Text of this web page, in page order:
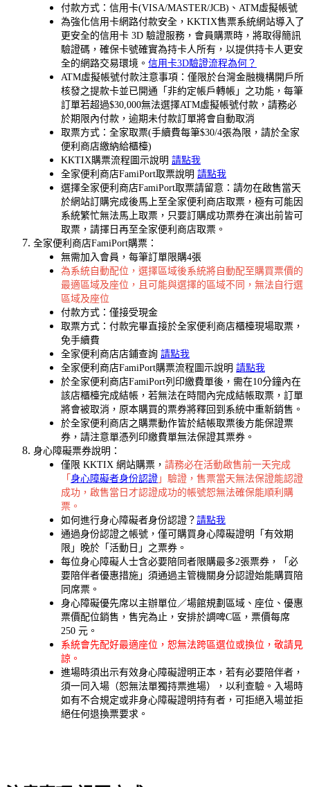
付款方式：信用卡(VISA/MASTER/JCB)、ATM虛擬帳號
為強化信用卡網路付款安全，KKTIX售票系統網站導入了
更安全的信用卡 3D 驗證服務，會員購票時，將取得簡訊
驗證碼，確保卡號確實為持卡人所有，以提供持卡人更安
全的網路交易環境。 信用卡3D驗證流程為何？
ATM虛擬帳號付款注意事項：僅限於台灣金融機構開戶所
核發之提款卡並已開通「非約定帳戶轉帳」之功能，每筆
訂單若超過$30,000無法選擇ATM虛擬帳號付款，請務必
於期限內付款，逾期未付款訂單將會自動取消
取票方式：全家取票(手續費每筆$30/4張為限，請於全家
便利商店繳納給櫃檯)
KKTIX購票流程圖示說明 請點我
全家便利商店FamiPort取票說明 請點我
選擇全家便利商店FamiPort取票請留意：請勿在啟售當天
於網站訂購完成後馬上至全家便利商店取票，極有可能因
系統繁忙無法馬上取票，只要訂購成功票券在演出前皆可
取票，請擇日再至全家便利商店取票。
全家便利商店FamiPort購票：
無需加入會員，每筆訂單限購4張
為系統自動配位，選擇區域後系統將自動配至購買票價的
最適區域及座位，且可能與選擇的區域不同，無法自行選
區域及座位
付款方式：僅接受現金
取票方式：付款完畢直接於全家便利商店櫃檯現場取票，
免手續費
全家便利商店店鋪查詢 請點我
全家便利商店FamiPort購票流程圖示說明 請點我
於全家便利商店FamiPort列印繳費單後，需在10分鐘內在
該店櫃檯完成結帳，若無法在時間內完成結帳取票，訂單
將會被取消，原本購買的票券將釋回到系統中重新銷售。
於全家便利商店之購票動作皆於結帳取票後方能保證票
券，請注意單憑列印繳費單無法保證其票券。
身心障礙票券說明：
僅限 KKTIX 網站購票， 請務必在活動啟售前一天完成
「 身心障礙者身份認證 」驗證，售票當天無法保證能認證
成功，啟售當日才認證成功的帳號恕無法確保能順利購
票。
如何進行身心障礙者身份認證？ 請點我
通過身份認證之帳號，僅可購買身心障礙證明「有效期
限」晚於「活動日」之票券。
每位身心障礙人士含必要陪同者限購最多2張票券，「必
要陪伴者優惠措施」須通過主管機關身分認證始能購買陪
同席票。
身心障礙優先席以主辦單位／場館規劃區域、座位、優惠
票價配位銷售，售完為止，安排於調啤C區，票價每席
250 元。
系統會先配好最適座位，恕無法跨區選位或換位，敬請見
諒。
進場時須出示有效身心障礙證明正本，若有必要陪伴者，
須一同入場（恕無法單獨持票進場），以利查驗。入場時
如有不合規定或非身心障礙證明持有者，可拒絕入場並拒
絕任何退換票要求。